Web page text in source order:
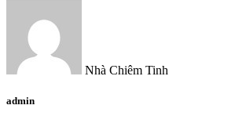
Nhà Chiêm Tinh
admin